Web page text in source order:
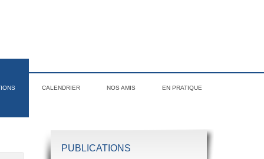
CALENDRIER NOS AMIS EN PRATIQUE
PUBLICATIONS